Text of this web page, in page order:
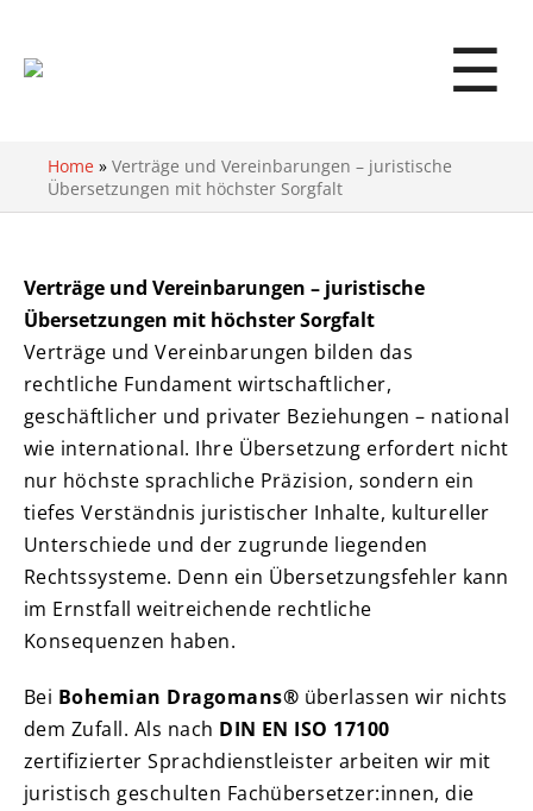
☰
Home » Verträge und Vereinbarungen – juristische
Übersetzungen mit höchster Sorgfalt
Verträge und Vereinbarungen – juristische
Übersetzungen mit höchster Sorgfalt
Verträge und Vereinbarungen bilden das
rechtliche Fundament wirtschaftlicher,
geschäftlicher und privater Beziehungen – national
wie international. Ihre Übersetzung erfordert nicht
nur höchste sprachliche Präzision, sondern ein
tiefes Verständnis juristischer Inhalte, kultureller
Unterschiede und der zugrunde liegenden
Rechtssysteme. Denn ein Übersetzungsfehler kann
im Ernstfall weitreichende rechtliche
Konsequenzen haben.
Bei Bohemian Dragomans® überlassen wir nichts
dem Zufall. Als nach DIN EN ISO 17100
zertifizierter Sprachdienstleister arbeiten wir mit
juristisch geschulten Fachübersetzer:innen, die